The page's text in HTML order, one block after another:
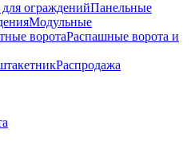
огражденийПанельные
Модульные
воротаРаспашные ворота и
Распродажа